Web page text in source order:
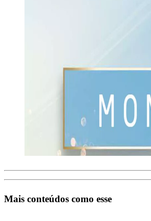
Mais conteúdos como esse